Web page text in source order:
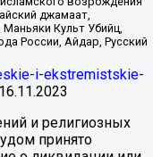
джамаат,
Культ Убийц,
России, Айдар, Русский
i-ekstremistskie-
16.11.2023
и религиозных
принято